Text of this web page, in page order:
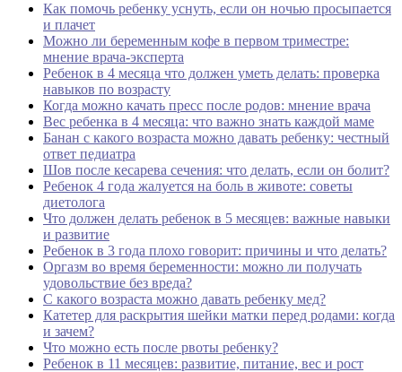
Как помочь ребенку уснуть, если он ночью просыпается
и плачет
Можно ли беременным кофе в первом триместре:
мнение врача-эксперта
Ребенок в 4 месяца что должен уметь делать: проверка
навыков по возрасту
Когда можно качать пресс после родов: мнение врача
Вес ребенка в 4 месяца: что важно знать каждой маме
Банан с какого возраста можно давать ребенку: честный
ответ педиатра
Шов после кесарева сечения: что делать, если он болит?
Ребенок 4 года жалуется на боль в животе: советы
диетолога
Что должен делать ребенок в 5 месяцев: важные навыки
и развитие
Ребенок в 3 года плохо говорит: причины и что делать?
Оргазм во время беременности: можно ли получать
удовольствие без вреда?
С какого возраста можно давать ребенку мед?
Катетер для раскрытия шейки матки перед родами: когда
и зачем?
Что можно есть после рвоты ребенку?
Ребенок в 11 месяцев: развитие, питание, вес и рост